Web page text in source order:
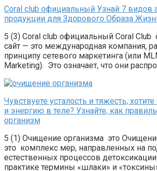
Coral club официальный Узнай 7 видов
продукции для Здорового Образа
5 (3) Coral club официальный Coral
сайт — это международная компания,
принципу сетевого маркетинга (или
Marketing). Это означает, что они
Чувствуете усталость и тяжесть,
и энергию в теле? Узнайте, как
организм
5 (1) Очищение организма это
это комплекс мер, направленных на
естественных процессов
практике термины «шлаки» и